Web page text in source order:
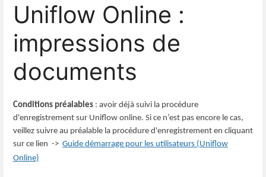
Uniflow Online :
impressions de
documents
Conditions préalables : avoir déjà suivi la procédure
d'enregistrement sur Uniflow online. Si ce n’est pas encore le cas,
veillez suivre au préalable la procédure d'enregistrement en cliquant
sur ce lien -> Guide démarrage pour les utilisateurs (Uniflow
Online)